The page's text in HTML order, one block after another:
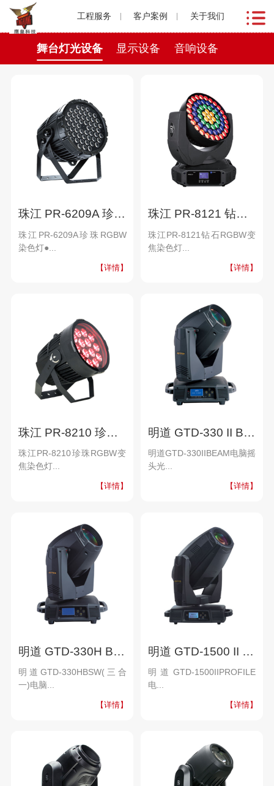
工程服务 客户案例 关于我们
舞台灯光设备 显示设备 音响设备
珠江 PR-6209A 珍珠 RGBW染色灯
珠江PR-6209A珍珠RGBW
染色灯●...
【详情】
珠江 PR-8121 钻石 RGBW变焦染色灯
珠江PR-8121钻石RGBW变
焦染色灯...
【详情】
珠江 PR-8210 珍珠 RGBW变焦染色灯
珠江PR-8210珍珠RGBW变
焦染色灯...
【详情】
明道 GTD-330 II BEAM 电脑摇头光束灯
明道GTD-330IIBEAM电脑摇
头光...
【详情】
明道 GTD-330H BSW (三合一)电脑摇头图案灯
明道GTD-330HBSW(三合
一)电脑...
【详情】
明道 GTD-1500 II PROFILE 电脑摇头切割灯
明道GTD-1500IIPROFILE
电...
【详情】